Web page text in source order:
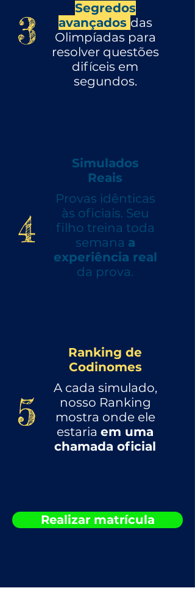
3
Segredos
avançados das
Olimpíadas para
resolver questões
difíceis em
segundos.
4
Simulados
Reais
Provas idênticas
às oficiais. Seu
filho treina toda
semana a
experiência real
da prova.
5
Ranking de
Codinomes
A cada simulado,
nosso Ranking
mostra onde ele
estaria em uma
chamada oficial
Realizar matrícula